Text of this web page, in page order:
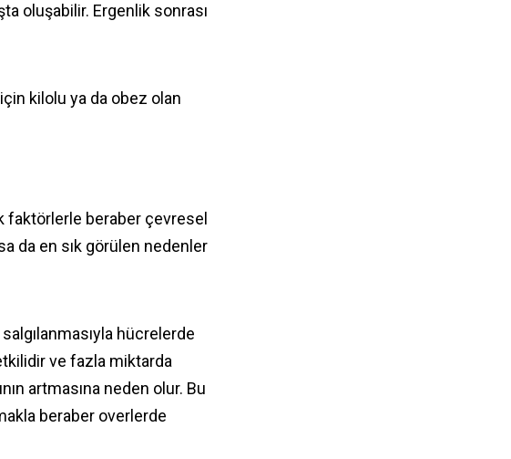
oluşabilir. Ergenlik sonrası
kilolu ya da obez olan
faktörlerle beraber çevresel
da en sık görülen nedenler
hücrelerde
ve fazla miktarda
artmasına neden olur. Bu
beraber overlerde